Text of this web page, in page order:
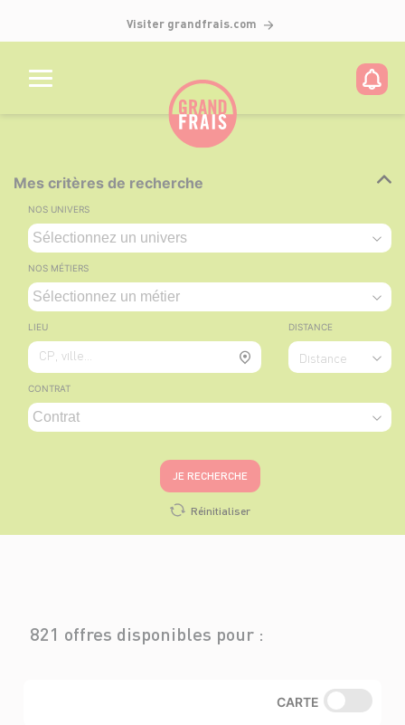
Visiter grandfrais.com
Mes critères de recherche
NOS UNIVERS
NOS MÉTIERS
LIEU
CP, ville...
DISTANCE
Distance
CONTRAT
JE RECHERCHE
Réinitialiser
821 offres disponibles pour :
CARTE